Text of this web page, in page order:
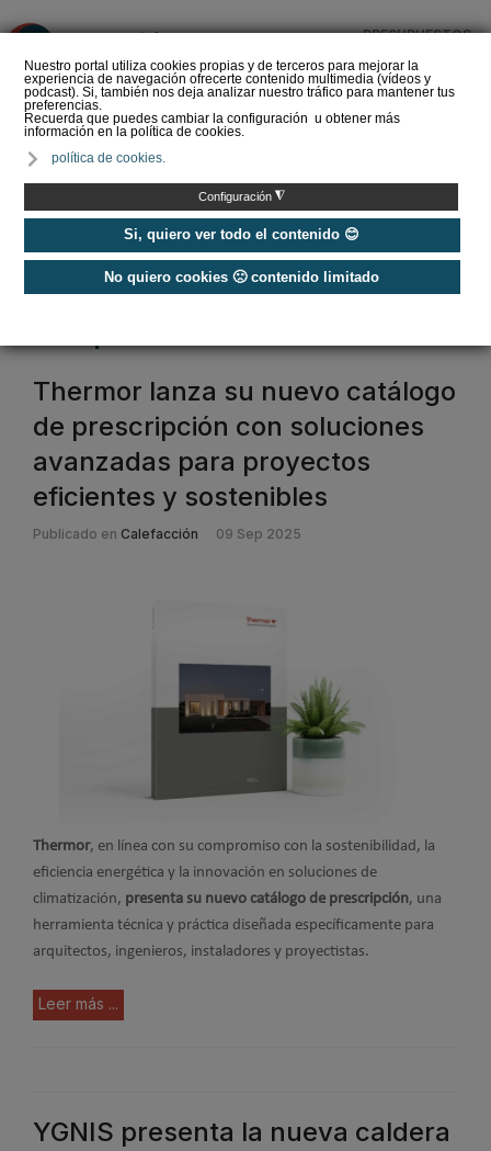
Nuestro portal utiliza cookies propias y de terceros para mejorar la
experiencia de navegación ofrecerte contenido multimedia (vídeos y
podcast). Si, también nos deja analizar nuestro tráfico para mantener tus
preferencias.
Recuerda que puedes cambiar la configuración u obtener más
información en la política de cookies.
política de cookies.
Configuración ◮
Si, quiero ver todo el contenido 😊
No quiero cookies 🙁 contenido limitado
PRESUPUESTOS
del Amperio (Episodio 3)
Etiquetas / groupe atlantic
Thermor lanza su nuevo catálogo
de prescripción con soluciones
avanzadas para proyectos
eficientes y sostenibles
Publicado en Calefacción 09 Sep 2025
Thermor, en línea con su compromiso con la sostenibilidad, la
eficiencia energética y la innovación en soluciones de
climatización, presenta su nuevo catálogo de prescripción, una
herramienta técnica y práctica diseñada específicamente para
arquitectos, ingenieros, instaladores y proyectistas.
Leer más ...
YGNIS presenta la nueva caldera